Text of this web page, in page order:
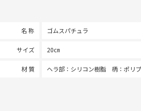
名 称 ゴムスパチュラ
サイズ 20㎝
材 質 ヘラ部：シリコン樹脂 柄：ポリ